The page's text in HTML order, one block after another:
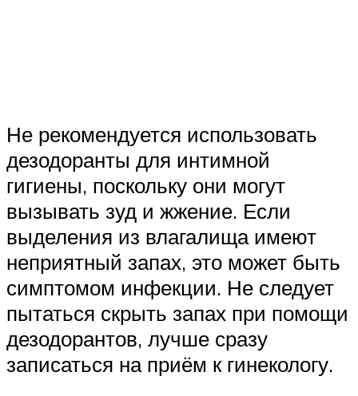
Не рекомендуется использовать
дезодоранты для интимной
гигиены, поскольку они могут
вызывать зуд и жжение. Если
выделения из влагалища имеют
неприятный запах, это может быть
симптомом инфекции. Не следует
пытаться скрыть запах при помощи
дезодорантов, лучше сразу
записаться на приём к гинекологу.